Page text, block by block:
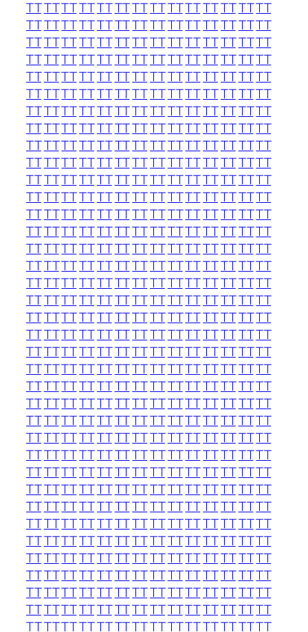
TTTTTTTTTTTTTTTTTTTTTTTTTTTT
TTTTTTTTTTTTTTTTTTTTTTTTTTTT
TTTTTTTTTTTTTTTTTTTTTTTTTTTT
TTTTTTTTTTTTTTTTTTTTTTTTTTTT
TTTTTTTTTTTTTTTTTTTTTTTTTTTT
TTTTTTTTTTTTTTTTTTTTTTTTTTTT
TTTTTTTTTTTTTTTTTTTTTTTTTTTT
TTTTTTTTTTTTTTTTTTTTTTTTTTTT
TTTTTTTTTTTTTTTTTTTTTTTTTTTT
TTTTTTTTTTTTTTTTTTTTTTTTTTTT
TTTTTTTTTTTTTTTTTTTTTTTTTTTT
TTTTTTTTTTTTTTTTTTTTTTTTTTTT
TTTTTTTTTTTTTTTTTTTTTTTTTTTT
TTTTTTTTTTTTTTTTTTTTTTTTTTTT
TTTTTTTTTTTTTTTTTTTTTTTTTTTT
TTTTTTTTTTTTTTTTTTTTTTTTTTTT
TTTTTTTTTTTTTTTTTTTTTTTTTTTT
TTTTTTTTTTTTTTTTTTTTTTTTTTTT
TTTTTTTTTTTTTTTTTTTTTTTTTTTT
TTTTTTTTTTTTTTTTTTTTTTTTTTTT
TTTTTTTTTTTTTTTTTTTTTTTTTTTT
TTTTTTTTTTTTTTTTTTTTTTTTTTTT
TTTTTTTTTTTTTTTTTTTTTTTTTTTT
TTTTTTTTTTTTTTTTTTTTTTTTTTTT
TTTTTTTTTTTTTTTTTTTTTTTTTTTT
TTTTTTTTTTTTTTTTTTTTTTTTTTTT
TTTTTTTTTTTTTTTTTTTTTTTTTTTT
TTTTTTTTTTTTTTTTTTTTTTTTTTTT
TTTTTTTTTTTTTTTTTTTTTTTTTTTT
TTTTTTTTTTTTTTTTTTTTTTTTTTTT
TTTTTTTTTTTTTTTTTTTTTTTTTTTT
TTTTTTTTTTTTTTTTTTTTTTTTTTTT
TTTTTTTTTTTTTTTTTTTTTTTTTTTT
TTTTTTTTTTTTTTTTTTTTTTTTTTTT
TTTTTTTTTTTTTTTTTTTTTTTTTTTT
TTTTTTTTTTTTTTTTTTTTTTTTTTTT
TTTTTTTTTTTTTTTTTTTTTTTTTTTT